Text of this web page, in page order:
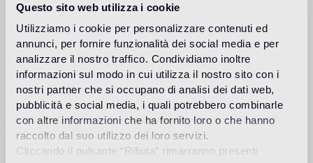
Questo sito web utilizza i cookie
Utilizziamo i cookie per personalizzare contenuti ed
annunci, per fornire funzionalità dei social media e per
analizzare il nostro traffico. Condividiamo inoltre
informazioni sul modo in cui utilizza il nostro sito con i
nostri partner che si occupano di analisi dei dati web,
pubblicità e social media, i quali potrebbero combinarle
con altre informazioni che ha fornito loro o che hanno
raccolto dal suo utilizzo dei loro servizi.
Cliccando il pulsante “Rifiuta” rimarranno presenti
Download
Design
studio nendo
Das Designerstudio Nendo wurde 2002 in Tokio